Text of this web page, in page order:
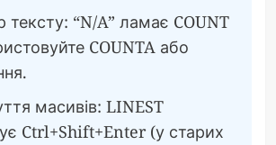
тексту: “N/A” ламає COUNT
COUNTA або
масивів: LINEST
Ctrl+Shift+Enter (у старих